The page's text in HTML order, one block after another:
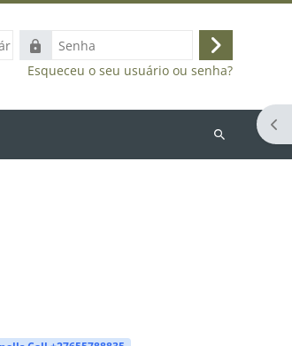
Senha
Acessar
Esqueceu o seu usuário ou senha?
Buscar